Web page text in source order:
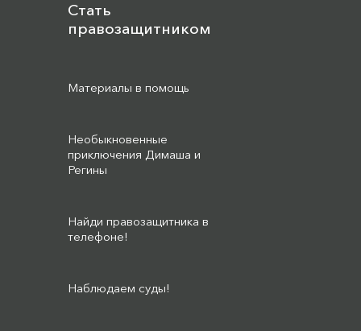
Стать
правозащитником
Материалы в помощь
Необыкновенные
приключения Димаша и
Регины
Найди правозащитника в
телефоне!
Наблюдаем суды!